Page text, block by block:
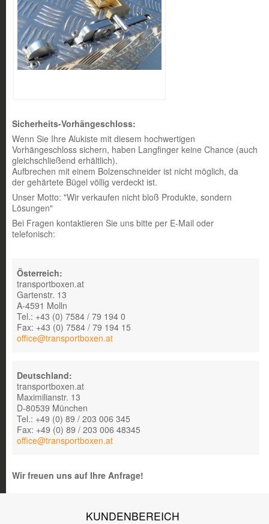
Sicherheits-Vorhängeschloss:
Wenn Sie Ihre Alukiste mit diesem hochwertigen
Vorhängeschloss sichern, haben Langfinger keine Chance (auch
gleichschließend erhältlich).
Aufbrechen mit einem Bolzenschneider ist nicht möglich, da
der gehärtete Bügel völlig verdeckt ist.
Unser Motto: "Wir verkaufen nicht bloß Produkte, sondern
Lösungen"
Bei Fragen kontaktieren Sie uns bitte per E-Mail oder
telefonisch:
Österreich:
transportboxen.at
Gartenstr. 13
A-4591 Molln
Tel.: +43 (0) 7584 / 79 194 0
Fax: +43 (0) 7584 / 79 194 15
office@transportboxen.at
Deutschland:
transportboxen.at
Maximilianstr. 13
D-80539 München
Tel.: +49 (0) 89 / 203 006 345
Fax: +49 (0) 89 / 203 006 48345
office@transportboxen.at
Wir freuen uns auf Ihre Anfrage!
KUNDENBEREICH